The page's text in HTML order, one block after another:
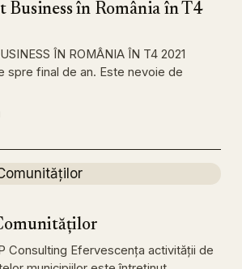
Business în România în T4
ÎN ROMÂNIA ÎN T4 2021
spre final de an. Este nevoie de
Consulting Efervescența activității de